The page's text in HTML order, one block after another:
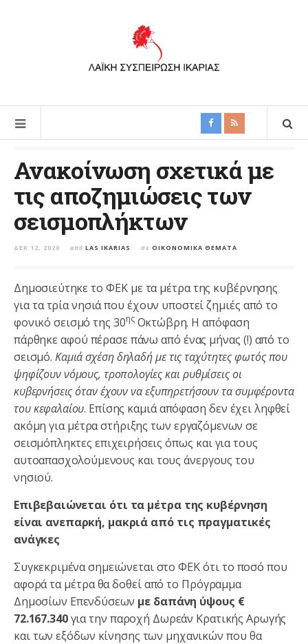
Ανακοίνωση σχετικά με
τις αποζημιώσεις των
σεισμοπλήκτων
ΔΕΚ 12, 2020 από LAS IKARIAS σε ΟΙΚΟΝΟΜΙΚΑ ΘΕΜΑΤΑ
Δημοσιεύτηκε το ΦΕΚ με τα μέτρα της κυβέρνησης
για τα τρία νησιά που έχουν υποστεί ζημιές από το
φονικό σεισμό της 30ηςΟκτώβρη. Η απόφαση
πάρθηκε αφού πέρασε πάνω από ένας μήνας (!) από το
σεισμό.Καμιά σχέση δηλαδή με τις ταχύτητες φωτός που
ψηφίζουν νόμους, τροπολογίες και ρυθμίσεις οι
κυβερνήσεις όταν έχουν να εξυπηρετήσουν τα συμφέροντα
του κεφαλαίου. Επίσης καμιά απόφαση δεν έχει ληφθεί
ακόμη για μέτρα στήριξης των εργαζόμενων σε
σεισμόπληκτες επιχειρήσεις όπως και για τους
αυτοαπασχολούμενους και τους άνεργους του
νησιού.
Επιβεβαιώνεται ότι τα μέτρα της κυβέρνηση
είναι ανεπαρκή, μακριά από τις πραγματικές
ανάγκες
Συγκεκριμένα σημειώνεται στο ΦΕΚ ότι το ποσό που
αφορά τα μέτρα θα δοθεί από το Πρόγραμμα
Δημοσίων Επενδύσεων με δαπάνη ύψους €
72.167.340για την παροχή Δωρεάν Κρατικής Αρωγής
και των εξόδων κίνησης των μηχανικών που θα